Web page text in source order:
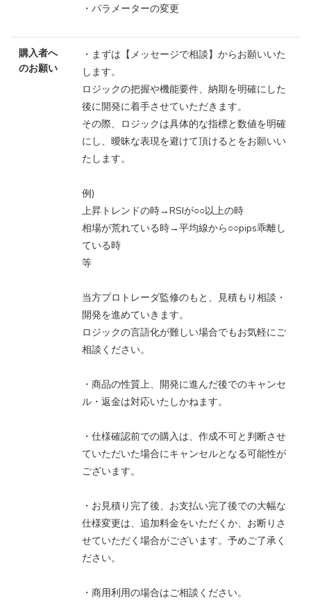
・パラメーターの変更
購入者へ
のお願い
・まずは【メッセージで相談】からお願いいた
します。
ロジックの把握や機能要件、納期を明確にした
後に開発に着手させていただきます。
その際、ロジックは具体的な指標と数値を明確
にし、曖昧な表現を避けて頂けるとをお願いい
たします。
例)
上昇トレンドの時→RSIが○○以上の時
相場が荒れている時→平均線から○○pips乖離し
ている時
等
当方プロトレーダ監修のもと、見積もり相談・
開発を進めていきます。
ロジックの言語化が難しい場合でもお気軽にご
相談ください。
・商品の性質上、開発に進んだ後でのキャンセ
ル・返金は対応いたしかねます。
・仕様確認前での購入は、作成不可と判断させ
ていただいた場合にキャンセルとなる可能性が
ございます。
・お見積り完了後、お支払い完了後での大幅な
仕様変更は、追加料金をいただくか、お断りさ
せていただく場合がございます。予めご了承く
ださい。
・商用利用の場合はご相談ください。